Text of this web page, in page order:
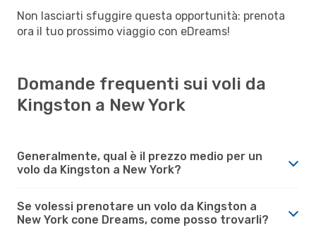
Non lasciarti sfuggire questa opportunità: prenota
ora il tuo prossimo viaggio con eDreams!
Domande frequenti sui voli da
Kingston a New York
Generalmente, qual è il prezzo medio per un
volo da Kingston a New York?
Se volessi prenotare un volo da Kingston a
New York cone Dreams, come posso trovarli?